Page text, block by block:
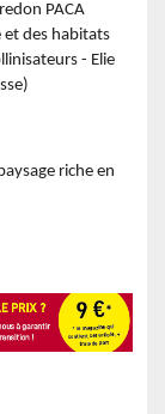
PACA
et des habitats
- Elie
riche en